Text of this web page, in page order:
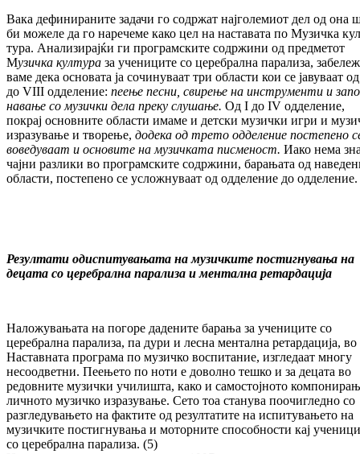
Вака дефинираните задачи го содржат нај­го­ле­миот дел од она
би можеле да го на­ре­че­ме како цел на наставата по Музичка
тура. Анализирајќи ги програмските содр­жи­ни од предметот
Музичка култура за уче­ни­ците со церебрална парализа,
ва­ме дека основата ја сочинуваат три области кои се јавуваат
до VIII одделение: пеење песни, свирење на инструменти и
навање со музички дела преку слушање. Од I до IV одделение,
покрај основните области има­ме и детски музички игри и
изра­зување и творење, додека од трето одделение постепено
воведуваат и основите на музичката писменост. Иако нема
чајни разлики во програмските содржи­ни, барањата од
области, пос­те­пе­но се усложнуваат од одделение до одде­ление.
Резултати одиспитувањата на музичките постигнувања на
децата со церебрална парализа и ментална ретардација
Наложувањата на погоре дадените барања за уче­ниците со
церебрална парализа, па дури и лесна ментална ретардација, во
Наставната про­грама по музичко воспитание, изгледаат многу
несоодветни. Пеењето по ноти е до­волно тешко и за децата во
редовните му­зич­ки училишта, како и самостојното
личното музичко изразување. Сето тоа станува поочигледно со
разгледувањето на фактите од резултатите на испитувањето на
музичките постигнувања и моторните спо­собности кај
со церебрална парализа. (5)